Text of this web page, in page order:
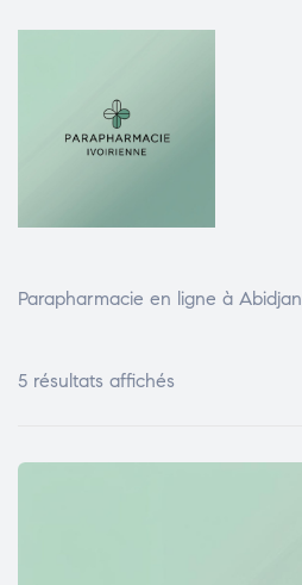
Parapharmacie en ligne à Abidjan
5 résultats affichés